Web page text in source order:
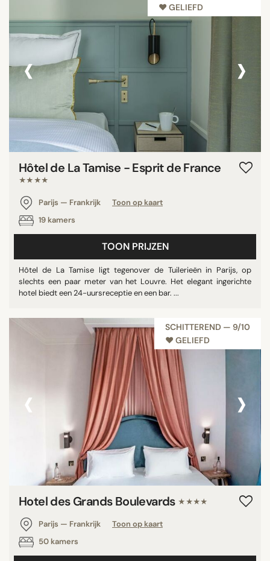
♥︎ GELIEFD
‹ ›
Hôtel de La Tamise - Esprit de France
★★★★
Parijs — Frankrijk
Toon op kaart
19 kamers
TOON PRIJZEN
Hôtel de La Tamise ligt tegenover de Tuilerieën in Parijs, op
slechts een paar meter van het Louvre. Het elegant ingerichte
hotel biedt een 24-uursreceptie en een bar. ...
SCHITTEREND — 9/10
♥︎ GELIEFD
‹ ›
Hotel des Grands Boulevards ★★★★
Parijs — Frankrijk
Toon op kaart
50 kamers